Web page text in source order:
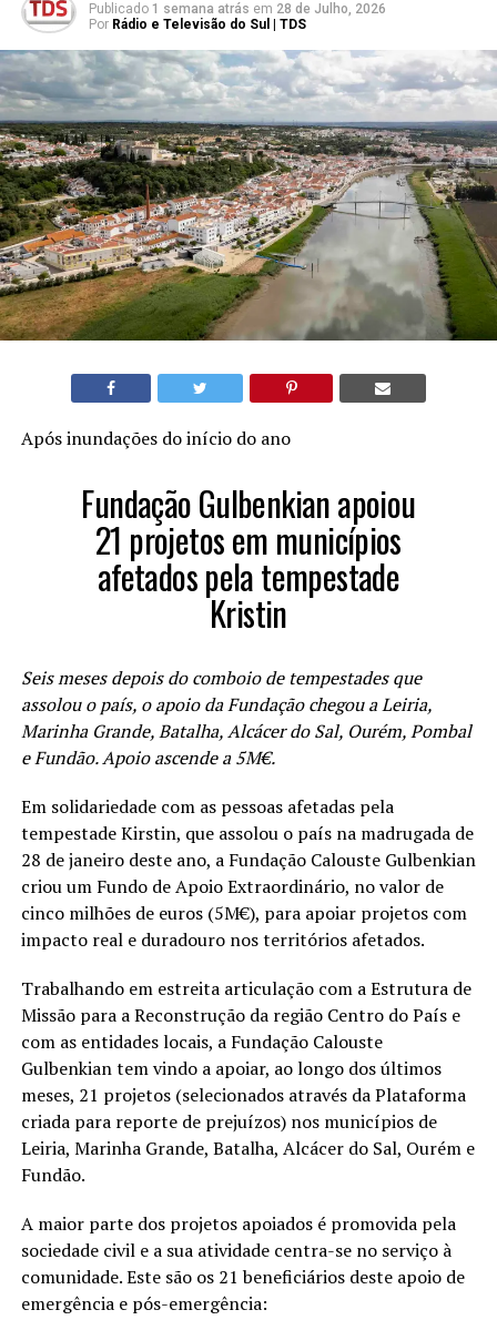
Publicado 1 semana atrás em 28 de Julho, 2026
Por Rádio e Televisão do Sul | TDS
Após inundações do início do ano
Fundação Gulbenkian apoiou
21 projetos em municípios
afetados pela tempestade
Kristin
Seis meses depois do comboio de tempestades que
assolou o país, o apoio da Fundação chegou a Leiria,
Marinha Grande, Batalha, Alcácer do Sal, Ourém, Pombal
e Fundão. Apoio ascende a 5M€.
Em solidariedade com as pessoas afetadas pela
tempestade Kirstin, que assolou o país na madrugada de
28 de janeiro deste ano, a Fundação Calouste Gulbenkian
criou um Fundo de Apoio Extraordinário, no valor de
cinco milhões de euros (5M€), para apoiar projetos com
impacto real e duradouro nos territórios afetados.
Trabalhando em estreita articulação com a Estrutura de
Missão para a Reconstrução da região Centro do País e
com as entidades locais, a Fundação Calouste
Gulbenkian tem vindo a apoiar, ao longo dos últimos
meses, 21 projetos (selecionados através da Plataforma
criada para reporte de prejuízos) nos municípios de
Leiria, Marinha Grande, Batalha, Alcácer do Sal, Ourém e
Fundão.
A maior parte dos projetos apoiados é promovida pela
sociedade civil e a sua atividade centra-se no serviço à
comunidade. Este são os 21 beneficiários deste apoio de
emergência e pós-emergência: